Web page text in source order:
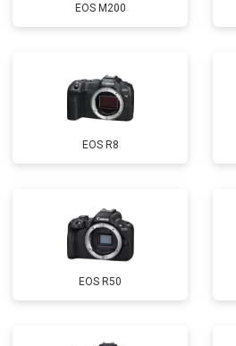
EOS M200
EOS R8
EOS R50